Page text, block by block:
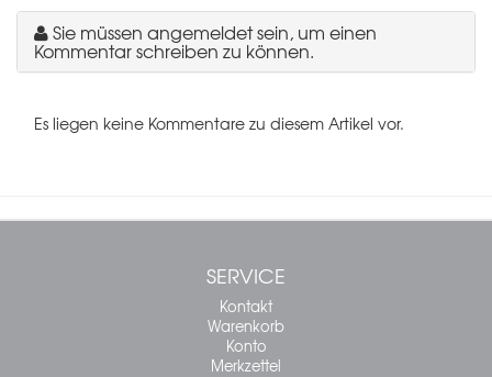
Sie müssen angemeldet sein, um einen
Kommentar schreiben zu können.
Es liegen keine Kommentare zu diesem Artikel vor.
SERVICE
Kontakt
Warenkorb
Konto
Merkzettel